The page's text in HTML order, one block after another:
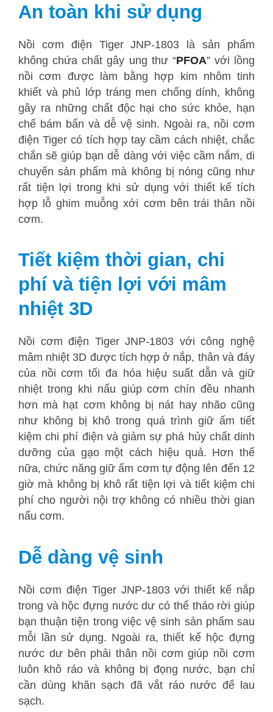
An toàn khi sử dụng
Nồi cơm điện Tiger JNP-1803 là sản phẩm
không chứa chất gây ung thư “PFOA” với lồng
nồi cơm được làm bằng hợp kim nhôm tinh
khiết và phủ lớp tráng men chống dính, không
gây ra những chất độc hại cho sức khỏe, hạn
chế bám bẩn và dễ vệ sinh. Ngoài ra, nồi cơm
điện Tiger có tích hợp tay cầm cách nhiệt, chắc
chắn sẽ giúp bạn dễ dàng với việc cầm nắm, di
chuyển sản phẩm mà không bị nóng cũng như
rất tiện lợi trong khi sử dụng với thiết kế tích
hợp lỗ ghim muỗng xới cơm bên trái thân nồi
cơm.
Tiết kiệm thời gian, chi
phí và tiện lợi với mâm
nhiệt 3D
Nồi cơm điện Tiger JNP-1803 với công nghệ
mâm nhiệt 3D được tích hợp ở nắp, thân và đáy
của nồi cơm tối đa hóa hiệu suất dẫn và giữ
nhiệt trong khi nấu giúp cơm chín đều nhanh
hơn mà hạt cơm không bị nát hay nhão cũng
như không bị khô trong quá trình giữ ấm tiết
kiệm chi phí điện và giảm sự phá hủy chất dinh
dưỡng của gạo một cách hiệu quả. Hơn thế
nữa, chức năng giữ ấm cơm tự động lên đến 12
giờ mà không bị khô rất tiện lợi và tiết kiệm chi
phí cho người nội trợ không có nhiều thời gian
nấu cơm.
Dễ dàng vệ sinh
Nồi cơm điện Tiger JNP-1803 với thiết kế nắp
trong và hộc đựng nước dư có thể tháo rời giúp
bạn thuận tiện trong việc vệ sinh sản phẩm sau
mỗi lần sử dụng. Ngoài ra, thiết kế hộc đựng
nước dư bên phải thân nồi cơm giúp nồi cơm
luôn khô ráo và không bị đọng nước, bạn chỉ
cần dùng khăn sạch đã vắt ráo nước để lau
sạch.